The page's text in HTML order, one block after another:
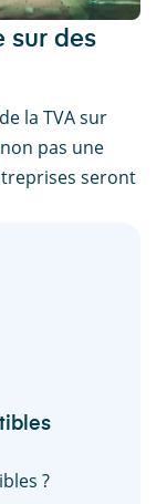
sur des
la TVA sur
pas une
seront
?